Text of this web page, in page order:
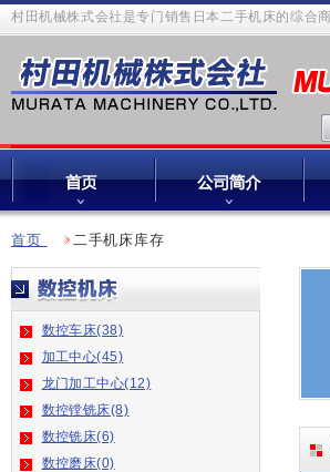
村田机械株式会社是专门销售日本二手机床的综合商
首页 二手机床库存
数控车床(38)
加工中心(45)
龙门加工中心(12)
数控镗铣床(8)
数控铣床(6)
数控磨床(0)